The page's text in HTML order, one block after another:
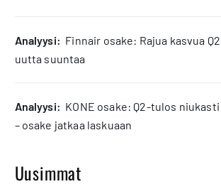
analyysi: Finnair osake: Rajua kasvua
uutta suuntaa
analyysi: KONE osake: Q2-tulos
– osake jatkaa laskuaan
Uusimmat